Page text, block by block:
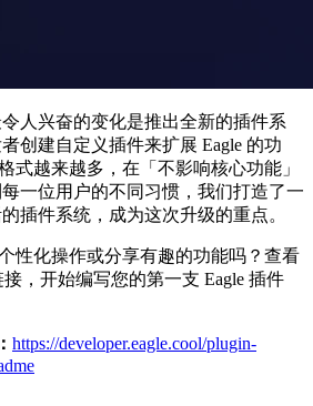
人兴奋的变化是推出全新的插件系
创建自定义插件来扩展 Eagle 的功
式越来越多，在「不影响核心功能」
一位用户的不同习惯，我们打造了一
插件系统，成为这次升级的重点。
性化操作或分享有趣的功能吗？查看
接，开始编写您的第一支 Eagle 插件
https://developer.eagle.cool/plugin-